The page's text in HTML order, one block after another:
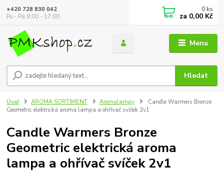
Menu
Hledat
+420 728 830 042
Po - Pá 8:00 - 17:00
0 ks
za 0,00 Kč
Úvod AROMA SORTIMENT Aromalampy
Candle Warmers Bronze
Geometric elektrická aroma lampa a ohřívač svíček 2v1
Candle Warmers Bronze
Geometric elektrická aroma
lampa a ohřívač svíček 2v1